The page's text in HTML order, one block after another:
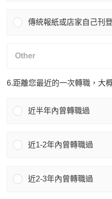
傳統報紙或店家自己刊
6.距離您最近的一次轉職，大
近半年內曾轉職過
近1-2年內曾轉職過
近2-3年內曾轉職過